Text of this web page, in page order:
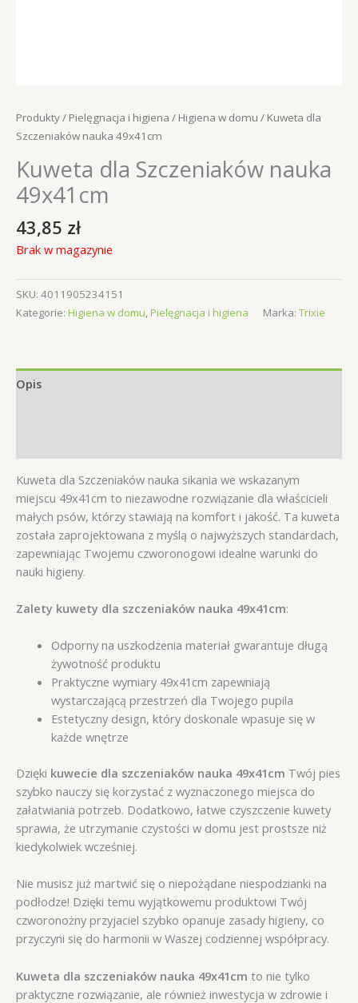
Produkty/ Pielęgnacja i higiena / Higiena w domu / Kuweta dla
Szczeniaków nauka 49x41cm
Kuweta dla Szczeniaków nauka
49x41cm
43,85 zł
Brak w magazynie
SKU: 4011905234151
Kategorie: Higiena w domu,Pielęgnacja i higiena Marka: Trixie
Opis
Kuweta dla Szczeniaków nauka sikania we wskazanym
miejscu 49x41cm to niezawodne rozwiązanie dla właścicieli
małych psów, którzy stawiają na komfort i jakość. Ta kuweta
została zaprojektowana z myślą o najwyższych standardach,
zapewniając Twojemu czworonogowi idealne warunki do
nauki higieny.
Zalety kuwety dla szczeniaków nauka 49x41cm:
Odporny na uszkodzenia materiał gwarantuje długą
żywotność produktu
Praktyczne wymiary 49x41cm zapewniają
wystarczającą przestrzeń dla Twojego pupila
Estetyczny design, który doskonale wpasuje się w
każde wnętrze
Dzięki kuwecie dla szczeniaków nauka 49x41cm Twój pies
szybko nauczy się korzystać z wyznaczonego miejsca do
załatwiania potrzeb. Dodatkowo, łatwe czyszczenie kuwety
sprawia, że utrzymanie czystości w domu jest prostsze niż
kiedykolwiek wcześniej.
Nie musisz już martwić się o niepożądane niespodzianki na
podłodze! Dzięki temu wyjątkowemu produktowi Twój
czworonożny przyjaciel szybko opanuje zasady higieny, co
przyczyni się do harmonii w Waszej codziennej współpracy.
Kuweta dla szczeniaków nauka 49x41cm to nie tylko
praktyczne rozwiązanie, ale również inwestycja w zdrowie i